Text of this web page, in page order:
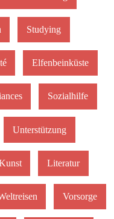
Studying
Elfenbeinküste
Sozialhilfe
Unterstützung
Literatur
Vorsorge